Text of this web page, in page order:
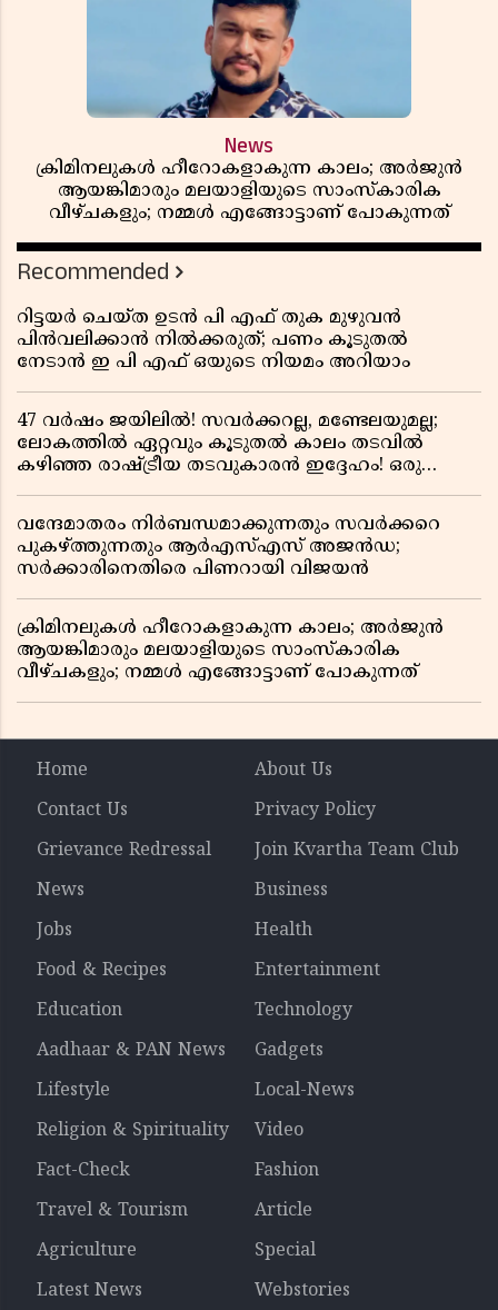
News
ക്രിമിനലുകൾ ഹീറോകളാകുന്ന കാലം; അർജുൻ
ആയങ്കിമാരും മലയാളിയുടെ സാംസ്കാരിക
വീഴ്ചകളും; നമ്മൾ എങ്ങോട്ടാണ് പോകുന്നത്
Recommended
റിട്ടയർ ചെയ്ത ഉടൻ പി എഫ് തുക മുഴുവൻ
പിൻവലിക്കാൻ നിൽക്കരുത്; പണം കൂടുതൽ
നേടാൻ ഇ പി എഫ് ഒയുടെ നിയമം അറിയാം
47 വർഷം ജയിലിൽ! സവർക്കറല്ല, മണ്ടേലയുമല്ല;
ലോകത്തിൽ ഏറ്റവും കൂടുതൽ കാലം തടവിൽ
കഴിഞ്ഞ രാഷ്ട്രീയ തടവുകാരൻ ഇദ്ദേഹം! ഒരു
വന്ദേമാതരം നിർബന്ധമാക്കുന്നതും സവർക്കറെ
പുകഴ്ത്തുന്നതും ആർഎസ്എസ് അജൻഡ;
സർക്കാരിനെതിരെ പിണറായി വിജയൻ
ക്രിമിനലുകൾ ഹീറോകളാകുന്ന കാലം; അർജുൻ
ആയങ്കിമാരും മലയാളിയുടെ സാംസ്കാരിക
വീഴ്ചകളും; നമ്മൾ എങ്ങോട്ടാണ് പോകുന്നത്
Home
About Us
Contact Us
Privacy Policy
Grievance Redressal
Join Kvartha Team Club
News
Business
Jobs
Health
Food & Recipes
Entertainment
Education
Technology
Aadhaar & PAN News
Gadgets
Lifestyle
Local-News
Religion & Spirituality
Video
Fact-Check
Fashion
Travel & Tourism
Article
Agriculture
Special
Latest News
Webstories